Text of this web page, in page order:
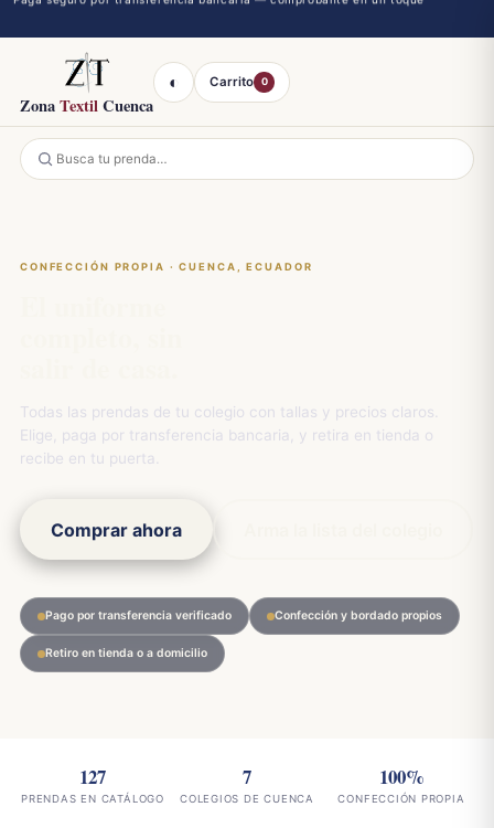
Retiro en tienda el mismo día · Entrega a domicilio en Cuenca
ZonaTextilCuenca
◐ Carrito 0
CONFECCIÓN PROPIA · CUENCA, ECUADOR
Todas las prendas de tu colegio con tallas y precios claros.
Elige, paga por transferencia bancaria, y retira en tienda o
recibe en tu puerta.
Comprar ahora
Pago por transferencia verificado Confección y bordado propios
Retiro en tienda o a domicilio
127
PRENDAS EN CATÁLOGO
7
COLEGIOS DE CUENCA
100%
CONFECCIÓN PROPIA